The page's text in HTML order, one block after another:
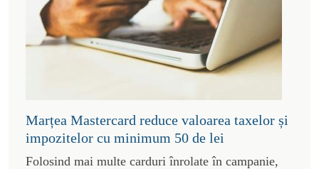
Marțea Mastercard reduce valoarea taxelor și
impozitelor cu minimum 50 de lei
Folosind mai multe carduri înrolate în campanie,